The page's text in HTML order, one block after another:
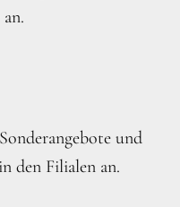
und
den Filialen an.